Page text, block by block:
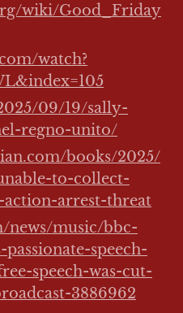
wiki/Good_Friday
watch?
09/19/sally-
regno-unito/
books/2025/
to-collect-
action-arrest-threat
news/music/bbc-
speech-
speech-was-cut-
3886962